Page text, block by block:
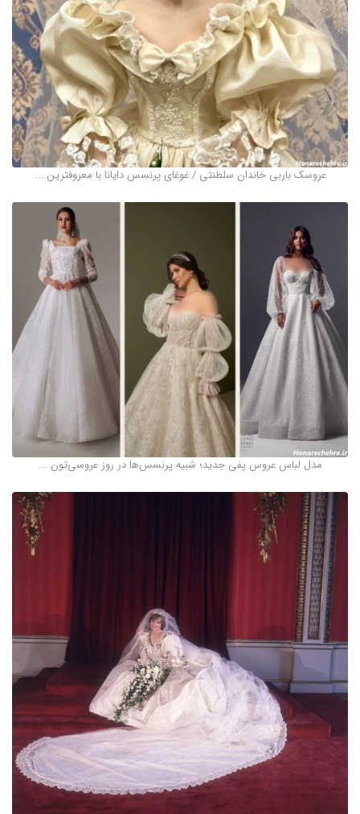
عروسک باربی خاندان سلطنتی / غوغای پرنسس دایانا با معروفترین ...
مدل لباس عروس پفی جدید؛ شبیه پرنسس‌ها در روز عروسی‌تون ...